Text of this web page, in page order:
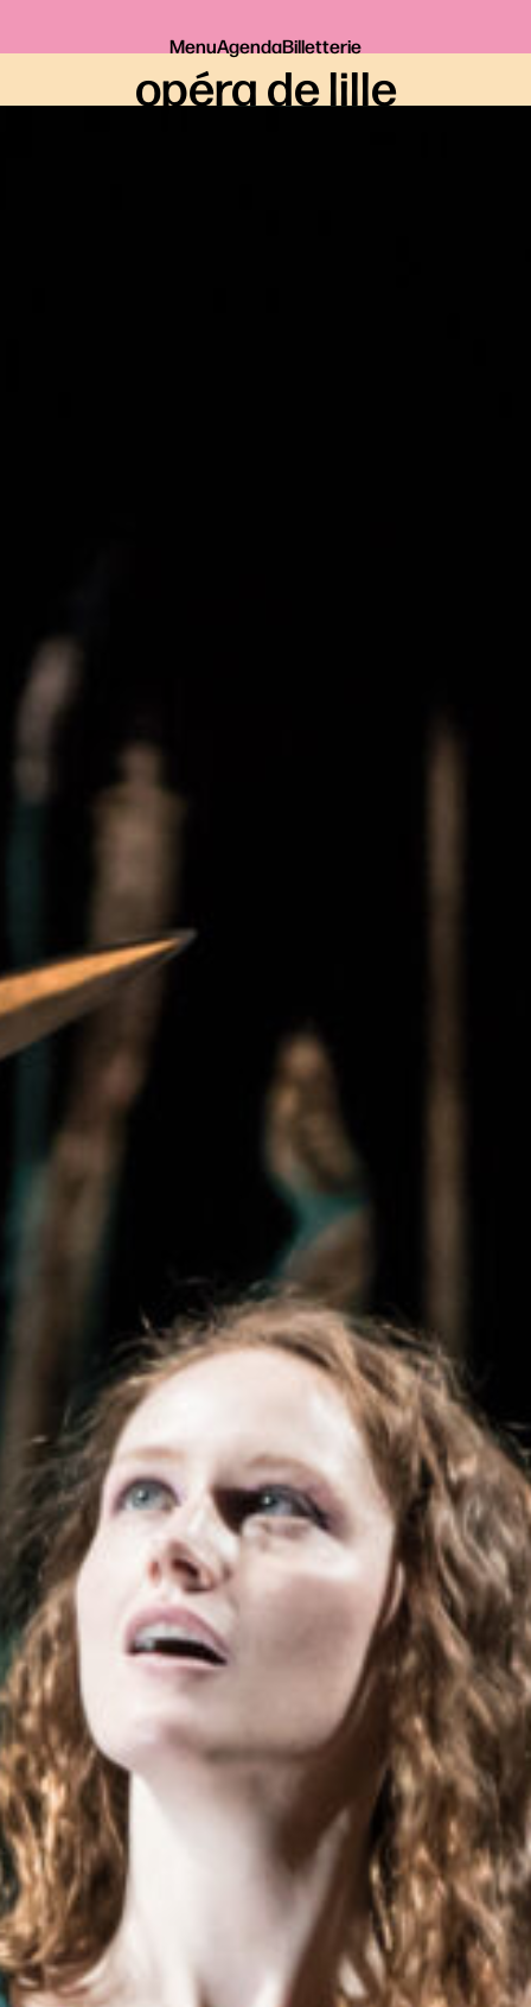
MenuAgendaBilletterie
opéra de lille